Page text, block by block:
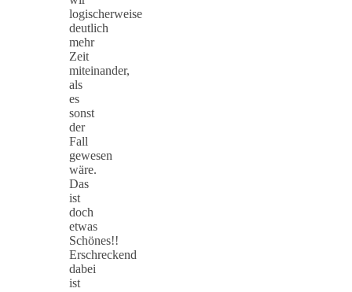
logischerweise
deutlich
mehr
Zeit
miteinander,
als
es
sonst
der
Fall
gewesen
wäre.
Das
ist
doch
etwas
Schönes!!
Erschreckend
dabei
ist